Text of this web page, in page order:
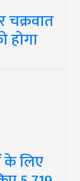
होगा
के लिए